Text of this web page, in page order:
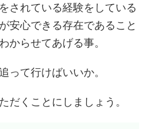
されている経験をしている
安心できる存在であること
からせてあげる事。
って行けばいいか。
だくことにしましょう。